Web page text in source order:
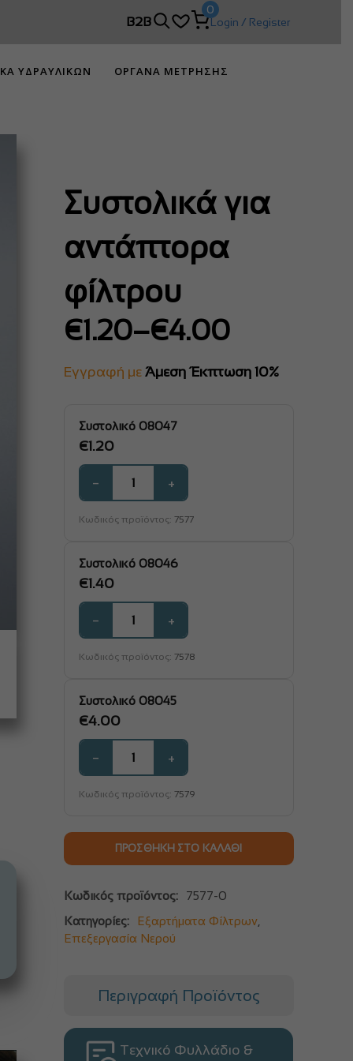
B2B
0
Login / Register
ΥΔΡΑΥΛΙΚΩΝ
ΟΡΓΑΝΑ ΜΕΤΡΗΣΗΣ
Συστολικά για
αντάπτορα
φίλτρου
€1.20–€4.00
Price
range:
€1.20
through
Εγγραφή με Άμεση Έκπτωση 10%
Συστολικό 08047
€1.20
− +
Κωδικός προϊόντος: 7577
Συστολικό 08046
€1.40
− +
Κωδικός προϊόντος: 7578
Συστολικό 08045
€4.00
− +
Κωδικός προϊόντος: 7579
ΠΡΟΣΘΉΚΗ ΣΤΟ ΚΑΛΆΘΙ
Κωδικός προϊόντος:
7577-0
Κατηγορίες:
Εξαρτήματα Φίλτρων,
Επεξεργασία Νερού
Περιγραφή Προϊόντος
Τεχνικό Φυλλάδιο &